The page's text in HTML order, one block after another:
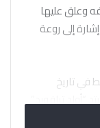
وعلق عليها
إلى روعة
في تاريخ
“أولد ترافورد”
بعد أن حقق الإنجليزي